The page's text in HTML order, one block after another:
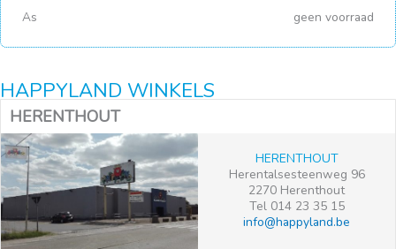
As geen voorraad
HAPPYLAND WINKELS
HERENTHOUT
HERENTHOUT
Herentalsesteenweg 96
2270 Herenthout
Tel 014 23 35 15
info@happyland.be